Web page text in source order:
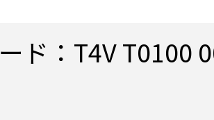
ド：T4V T0100